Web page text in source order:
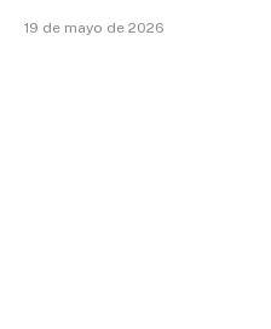
19 de mayo de 2026